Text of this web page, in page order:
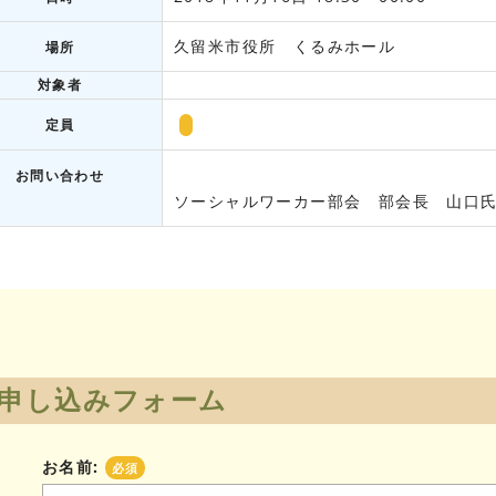
場所 久留米市役所 くるみホール
対象者
定員
お問い合わせ
ソーシャルワーカー部会 部会長 山口
し込みフォーム
お名前: 必須